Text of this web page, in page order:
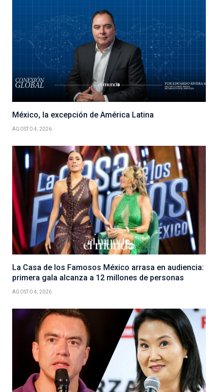
México, la excepción de América Latina
AGOSTO 4, 2026
La Casa de los Famosos México arrasa en audiencia:
primera gala alcanza a 12 millones de personas
AGOSTO 4, 2026